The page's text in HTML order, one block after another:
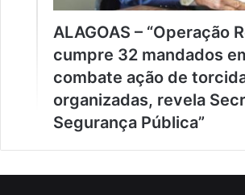
ALAGOAS – “Operação
cumpre 32 mandados
combate ação de
organizadas, revela
Segurança Pública”